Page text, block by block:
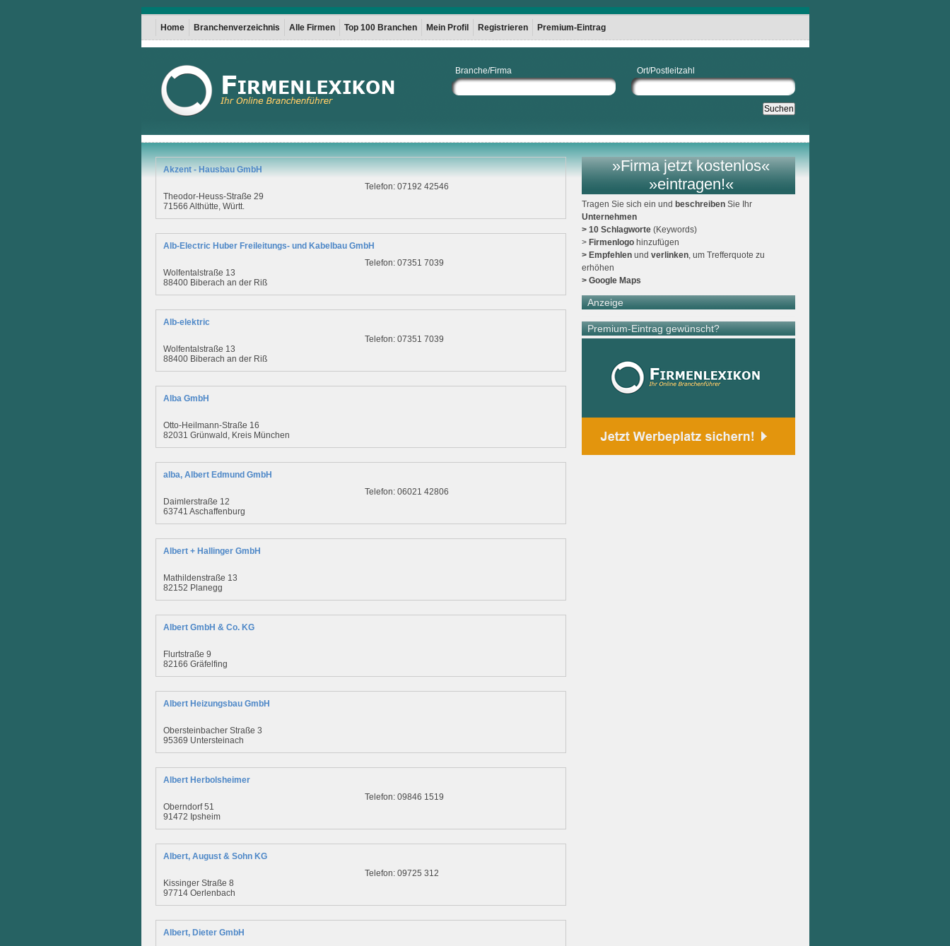
Home Branchenverzeichnis Alle Firmen Top 100 Branchen Mein Profil Registrieren Premium-Eintrag
Branche/Firma Ort/Postleitzahl
Akzent - Hausbau GmbH
Theodor-Heuss-Straße 29
71566 Althütte, Württ.
Telefon: 07192 42546
Alb-Electric Huber Freileitungs- und Kabelbau GmbH
Wolfentalstraße 13
88400 Biberach an der Riß
Telefon: 07351 7039
Alb-elektric
Wolfentalstraße 13
88400 Biberach an der Riß
Telefon: 07351 7039
Alba GmbH
Otto-Heilmann-Straße 16
82031 Grünwald, Kreis München
alba, Albert Edmund GmbH
Daimlerstraße 12
63741 Aschaffenburg
Telefon: 06021 42806
Albert + Hallinger GmbH
Mathildenstraße 13
82152 Planegg
Albert GmbH & Co. KG
Flurtstraße 9
82166 Gräfelfing
Albert Heizungsbau GmbH
Obersteinbacher Straße 3
95369 Untersteinach
Albert Herbolsheimer
Oberndorf 51
91472 Ipsheim
Telefon: 09846 1519
Albert, August & Sohn KG
Kissinger Straße 8
97714 Oerlenbach
Telefon: 09725 312
Albert, Dieter GmbH
»Firma jetzt kostenlos«
»eintragen!«
Tragen Sie sich ein und beschreibenSie Ihr
Unternehmen
> 10 Schlagworte(Keywords)
> Firmenlogohinzufügen
> Empfehlenund verlinken, um Trefferquote zu
erhöhen
> Google Maps
Anzeige
Premium-Eintrag gewünscht?